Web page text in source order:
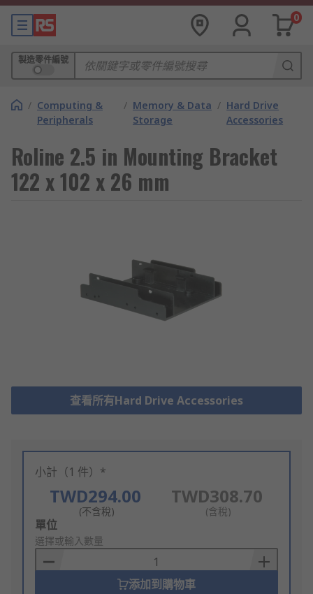
0
製造零件編號
/ Computing &
Peripherals
/ Memory & Data
Storage
/ Hard Drive
Accessories
Roline 2.5 in Mounting Bracket
122 x 102 x 26 mm
查看所有Hard Drive Accessories
小計（1 件）*
TWD294.00
(不含稅)
TWD308.70
(含稅)
Add
to
Basket
單位
選擇或輸入數量
添加到購物車